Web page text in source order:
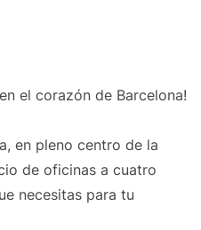
el corazón de Barcelona!
en pleno centro de la
de oficinas a cuatro
necesitas para tu